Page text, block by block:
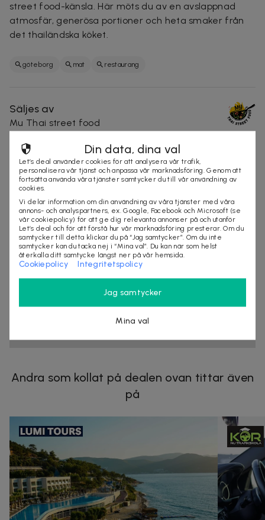
street food-känsla. Här möts du av en avslappnad
atmosfär, generösa portioner och heta smaker från
det thailändska köket.
göteborg mat restaurang
Säljes av
Mu Thai street food
Andra Långgatan 22
413 28Göteborg
Måndag-Fredag 11-20
Andra som kollat på dealen ovan tittar även
på
Din data, dina val
Let’s deal använder cookies för att analysera vår trafik,
personalisera vår tjänst och anpassa vår marknadsföring. Genom att
fortsätta använda våra tjänster samtycker du till vår användning av
cookies.
Vi delar information om din användning av våra tjänster med våra
annons- och analyspartners, ex. Google, Facebook och Microsoft (se
vår cookiepolicy) för att ge dig relevanta annonser på och utanför
Let’s deal och för att förstå hur vår marknadsföring presterar. Om du
samtycker till detta klickar du på “Jag samtycker”. Om du inte
samtycker kan du tacka nej i “Mina val”. Du kan när som helst
återkalla ditt samtycke längst ner på vår hemsida.
Cookiepolicy Integritetspolicy
Jag samtycker
Mina val